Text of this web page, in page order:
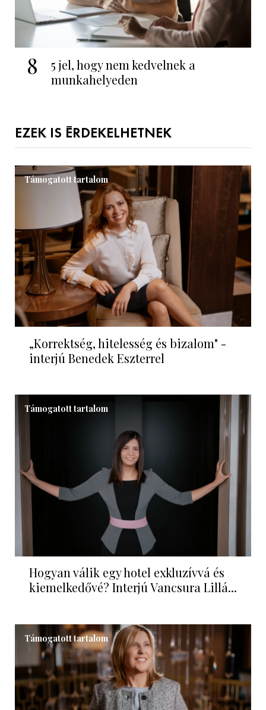
8
5 jel, hogy nem kedvelnek a
munkahelyeden
EZEK IS ÉRDEKELHETNEK
Támogatott tartalom
„Korrektség, hitelesség és bizalom" -
interjú Benedek Eszterrel
Támogatott tartalom
Hogyan válik egy hotel exkluzívvá és
kiemelkedővé? Interjú Vancsura Lillá...
Támogatott tartalom